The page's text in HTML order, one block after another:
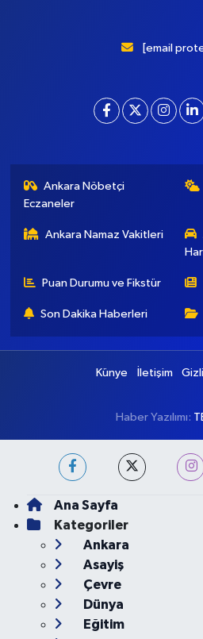
[email
Ankara Nöbetçi
Eczaneler
Ankara Namaz Vakitleri
Puan Durumu ve Fikstür
Son Dakika Haberleri
Künye İletişim
Haber Yazılımı:
Ana Sayfa
Kategoriler
Ankara
Asayiş
Çevre
Dünya
Eğitim